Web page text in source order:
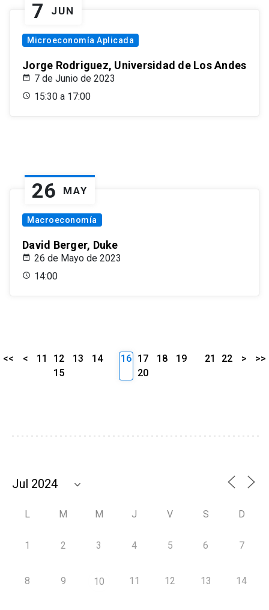
7 JUN
Microeconomía Aplicada
Jorge Rodriguez, Universidad de Los Andes
7 de Junio de 2023
15:30 a 17:00
26 MAY
Macroeconomía
David Berger, Duke
26 de Mayo de 2023
14:00
<< < 11 12 13
14
15
16 17 18
19
20
21 22 > >>
L M M J V S D
1 2 3 4 5 6 7
8 9 10 11 12 13 14